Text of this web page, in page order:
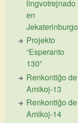
lingvotrejnado
en
Jekaterinburgo
Projekto
“Esperanto
130”
Renkontiĝo de
Amikoj-13
Renkontiĝo de
Amikoj-14